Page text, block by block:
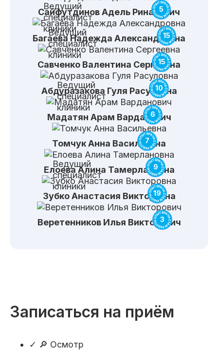
СайфутдиновАдель Ринатович
5
Ведущий
специалист
клиники
БагаеваНадежда Александровна
15
Ведущий
специалист
клиники
Савченко Валентина Сергеевна
15
Абдуразакова Гуля Расуловна
10
Ведущий
специалист
клиники
Мадатян Арам Варданович
6
ТомчукАнна Васильевна
7
ЕлоеваАлина Тамерлановна
9
Ведущий
специалист
клиники
ЗубкоАнастасия Викторовна
19
Веретенников Илья Викторович
3
Записаться на приём
✓ 🔎 Осмотр